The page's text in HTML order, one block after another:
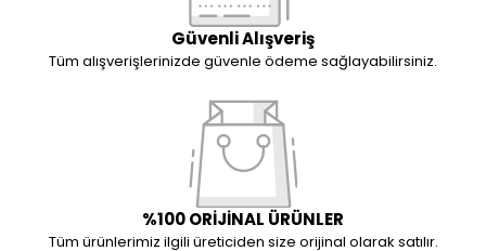
Güvenli Alışveriş
Tüm alışverişlerinizde güvenle ödeme sağlayabilirsiniz.
%100 ORİJİNAL ÜRÜNLER
Tüm ürünlerimiz ilgili üreticiden size orijinal olarak satılır.